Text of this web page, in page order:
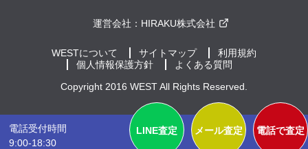
運営会社： HIRAKU株式会社
WESTについて サイトマップ
利用規約
個人情報保護方針
よくある質問
Copyright 2016 WEST All Rights Reserved.
電話受付時間
9:00-18:30
電話で査定
メール査定
LINE査定